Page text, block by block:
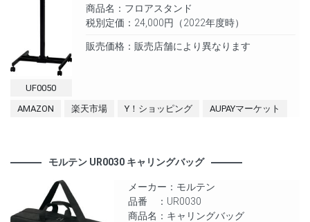
UF0050
商品名：フロアスタンド
税別定価：24,000円（2022年度時）
販売価格：販売店舗により異なります
AMAZON 楽天市場 Y！ショッピング AUPAYマーケット
モルテン UR0030 キャリングバッグ
メーカー：モルテン
品番 ：UR0030
商品名：キャリングバッグ